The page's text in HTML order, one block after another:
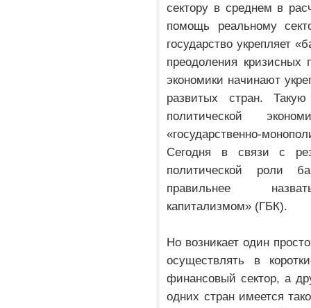
сектору в среднем в
помощь реальному
государство укрепляет
преодоления кризисных
экономики начинают
развитых стран.
политической
«государственно-
Сегодня в связи с
политической роли
правильнее
капитализмом» (ГБК).
Но возникает один
осуществлять в
финансовый сектор, а
одних стран имеется